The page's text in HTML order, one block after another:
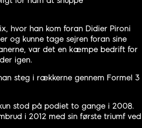
hvor han kom foran Didier Pironi
og kunne tage sejren foran sine
var det en kæmpe bedrift for
igen.
steg i rækkerne gennem Formel 3
stod på podiet to gange i 2008.
i 2012 med sin første triumf ved